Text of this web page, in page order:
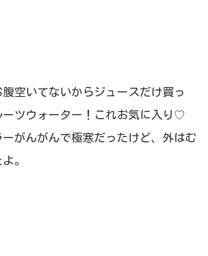
空いてないからジュースだけ買っ
ーツウォーター！これお気に入り♡
がんがんで極寒だったけど、外はむ
。